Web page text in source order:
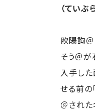
（ていぶ
欧陽詢
そう＠
入手し
せる前の
＠された